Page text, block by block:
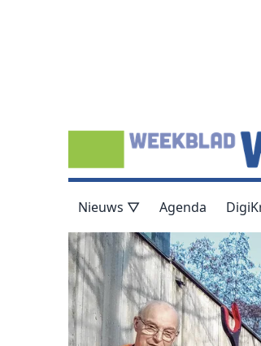
Nieuws ▽ Agenda